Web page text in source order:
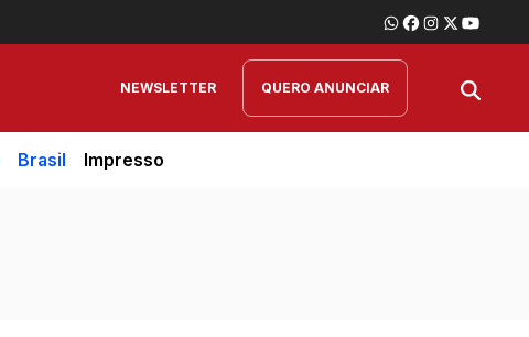
NEWSLETTER QUERO ANUNCIAR
Brasil Impresso